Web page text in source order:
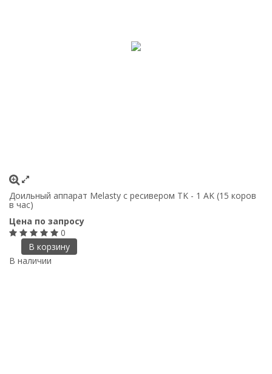
Доильный аппарат Melasty с ресивером TK - 1 AK (15 коров
в час)
Цена по запросу
0
В корзину
В наличии